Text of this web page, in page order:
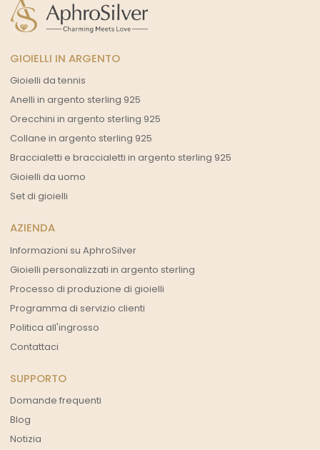
GIOIELLI IN ARGENTO
Gioielli da tennis
Anelli in argento sterling 925
Orecchini in argento sterling 925
Collane in argento sterling 925
Braccialetti e braccialetti in argento sterling 925
Gioielli da uomo
Set di gioielli
AZIENDA
Informazioni su AphroSilver
Gioielli personalizzati in argento sterling
Processo di produzione di gioielli
Programma di servizio clienti
Politica all'ingrosso
Contattaci
SUPPORTO
Domande frequenti
Blog
Notizia